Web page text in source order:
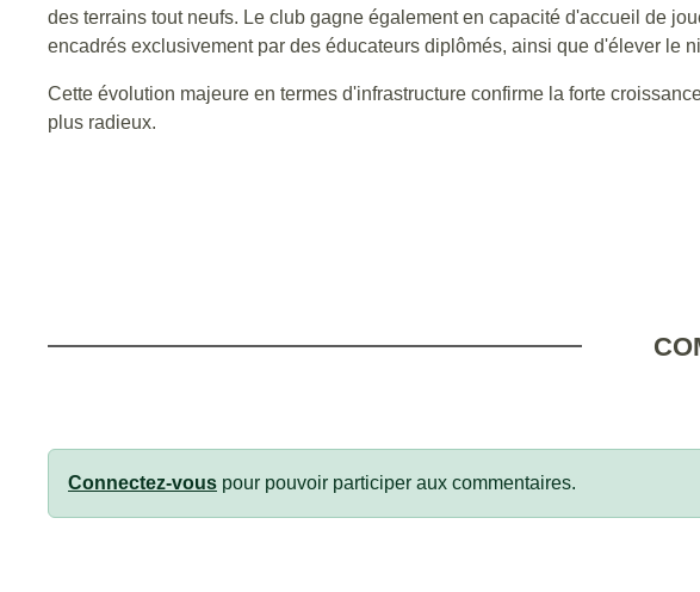
des terrains tout neufs. Le club gagne également en capacité d'accueil de
encadrés exclusivement par des éducateurs diplômés, ainsi que d'élever le
Cette évolution majeure en termes d'infrastructure confirme la forte
plus radieux.
Connectez-vous pour pouvoir participer aux commentaires.